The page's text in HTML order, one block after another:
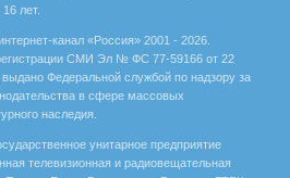
лет.
канал «Россия» 2001 - 2026.
СМИ Эл № ФС 77-59166 от 22
выдано Федеральной службой по надзору за
в сфере массовых
наследия.
унитарное предприятие
телевизионная и радиовещательная